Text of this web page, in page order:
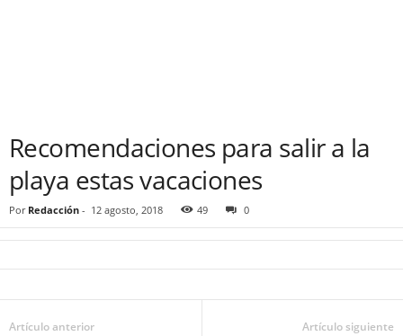
Recomendaciones para salir a la
playa estas vacaciones
Por Redacción - 12 agosto, 2018 49 0
Artículo anterior Artículo siguiente